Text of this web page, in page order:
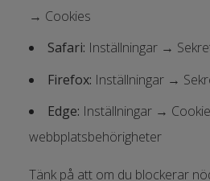
→ Cookies
Safari: Inställningar →
Firefox: Inställningar →
Edge: Inställningar →
webbplatsbehörigheter
Tänk på att om du blockerar